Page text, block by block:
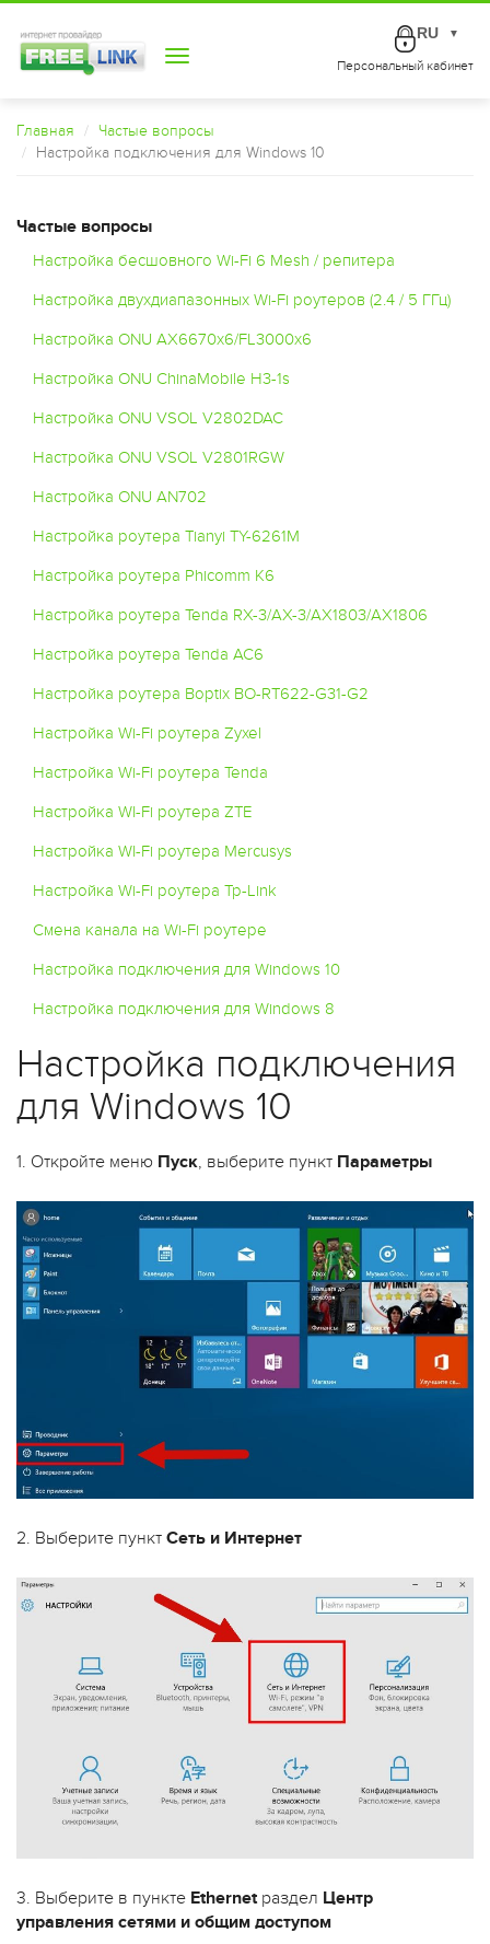
Toggle
Персональный кабинет
RU ▼
Главная
Частые вопросы
Настройка подключения для Windows 10
Частые вопросы
Настройка бесшовного Wi-Fi 6 Mesh / репитера
Настройка двухдиапазонных Wi-Fi роутеров (2.4 / 5 ГГц)
Настройка ONU AX6670x6/FL3000x6
Настройка ONU ChinaMobile H3-1s
Настройка ONU VSOL V2802DAC
Настройка ONU VSOL V2801RGW
Настройка ONU AN702
Настройка роутера Tianyi TY-6261M
Настройка роутера Phicomm K6
Настройка роутера Tenda RX-3/AX-3/AX1803/AX1806
Настройка роутера Tenda AC6
Настройка роутера Boptix BO-RT622-G31-G2
Настройка Wi-Fi роутера Zyxel
Настройка Wi-Fi роутера Tenda
Настройка WI-Fi роутера ZTE
Настройка WI-Fi роутера Mercusys
Настройка Wi-Fi роутера Tp-Link
Смена канала на Wi-Fi роутере
Настройка подключения для Windows 10
Настройка подключения для Windows 8
Настройка подключения
для Windows 10
1. Откройте меню Пуск, выберите пункт Параметры
2. Выберите пункт Сеть и Интернет
3. Выберите в пункте Ethernet раздел Центр
управления сетями и общим доступом